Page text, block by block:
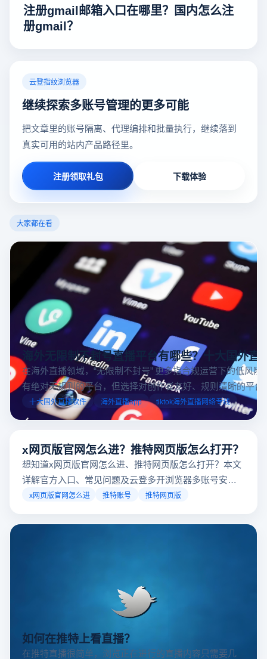
注册gmail邮箱入口在哪里？国内怎么注
册gmail？
云登指纹浏览器
继续探索多账号管理的更多可能
把文章里的账号隔离、代理编排和批量执行，继续落到
真实可用的站内产品路径里。
注册领取礼包 下载体验
大家都在看
海外无限制不封号直播平台有哪些？十大国外直
在海外直播领域，“无限制不封号” 更多指合规运营下的低风
有绝对无规则的平台，但选择对创作者友好、规则清晰的平台
业工具规避风险，能显著降低封号概率。以下推荐十大国外
台，并结合云登多开浏览器的功能，详解如何安全高效运营。
十大国外直播软件 海外直播app tiktok海外直播网络专线
访问方案，助你稳定登录高效运营。
推特账号 推特网页版